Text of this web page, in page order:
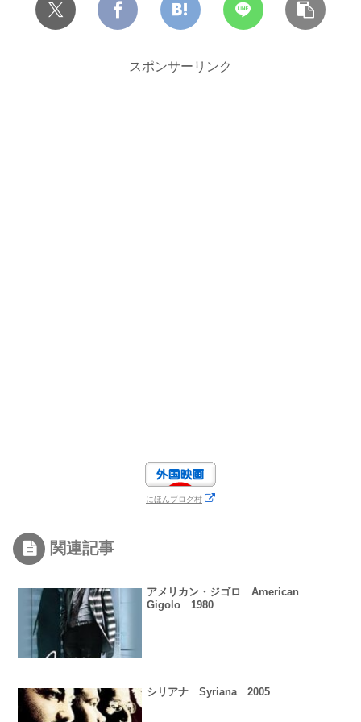
スポンサーリンク
にほんブログ村
関連記事
アメリカン・ジゴロ American
Gigolo 1980
シリアナ Syriana 2005